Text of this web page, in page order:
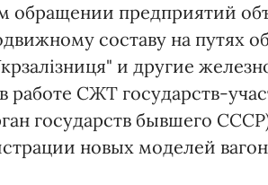
предприятий
составу на путях
и другие
работе СЖТ государств-
государств бывшего
новых моделей